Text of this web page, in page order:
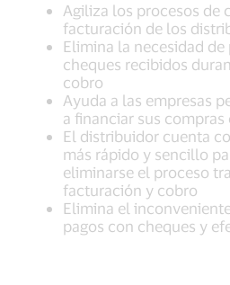
Agiliza los procesos de
facturación de los
Elimina la necesidad
cheques recibidos
cobro
Ayuda a las empresas
a financiar sus
El distribuidor cuenta
más rápido y sencillo
eliminarse el proceso
facturación y cobro
Elimina el
pagos con cheques y